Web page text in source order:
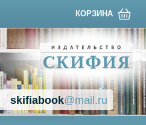
КОРЗИНА
skifiabook@mail.ru